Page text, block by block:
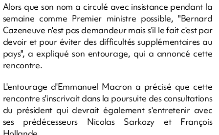
Alors que son nom a circulé avec insistance pendant la
semaine comme Premier ministre possible, "Bernard
Cazeneuve n'est pas demandeur mais s'il le fait c'est par
devoir et pour éviter des difficultés supplémentaires au
pays", a expliqué son entourage, qui a annoncé cette
rencontre.
L'entourage d'Emmanuel Macron a précisé que cette
rencontre s'inscrivait dans la poursuite des consultations
du président qui devrait également s'entretenir avec
ses prédécesseurs Nicolas Sarkozy et François